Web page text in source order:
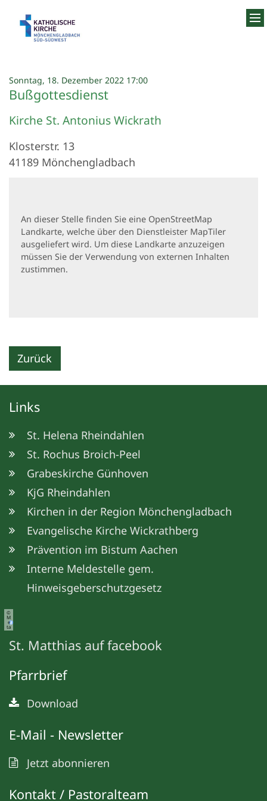
Sonntag, 18. Dezember 2022 17:00:
Bußgottesdienst
Kirche St. Antonius Wickrath
Klosterstr. 13
41189 Mönchengladbach
An dieser Stelle finden Sie eine OpenStreetMap
Landkarte, welche über den Dienstleister MapTiler
ausgeliefert wird. Um diese Landkarte anzuzeigen
müssen Sie der Verwendung von externen Inhalten
zustimmen.
Zurück
Links
St. Helena Rheindahlen
St. Rochus Broich-Peel
Grabeskirche Günhoven
KjG Rheindahlen
Kirchen in der Region Mönchengladbach
Evangelische Kirche Wickrathberg
Prävention im Bistum Aachen
Interne Meldestelle gem.
Hinweisgeberschutzgesetz
©
M
e
ta
St. Matthias auf facebook
Pfarrbrief
Download
E-Mail - Newsletter
Jetzt abonnieren
Kontakt / Pastoralteam